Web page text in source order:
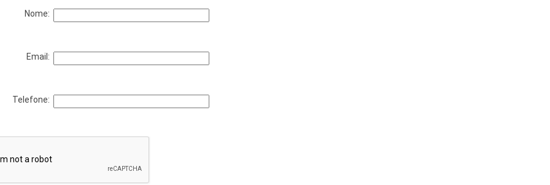
Nome:
Email:
Telefone: